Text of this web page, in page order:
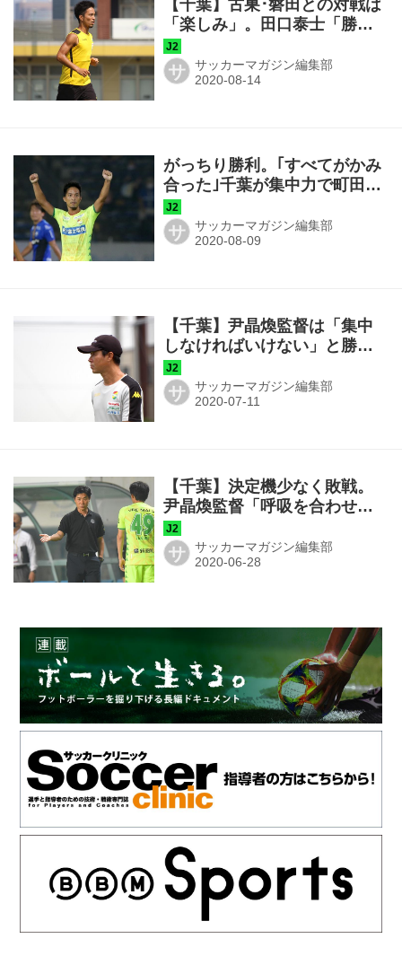
【千葉】古巣･磐田との対戦は
「楽しみ」。田口泰士「勝ち
点3を持って帰りたい」
サ サッカーマガジン編集部
がっちり勝利。｢すべてがかみ
合った｣千葉が集中力で町田を
いなす◎J2第10節
サ サッカーマガジン編集部
【千葉】尹晶煥監督は「集中
しなければいけない」と勝利
への王道を説く
サ サッカーマガジン編集部
【千葉】決定機少なく敗戦。
尹晶煥監督「呼吸を合わせる
ことが大事」
サ サッカーマガジン編集部